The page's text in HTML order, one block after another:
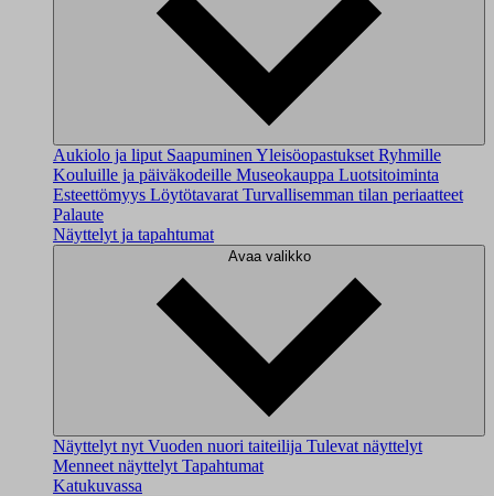
Aukiolo ja liput Saapuminen Yleisöopastukset Ryhmille
Kouluille ja päiväkodeille Museokauppa Luotsitoiminta
Esteettömyys Löytötavarat Turvallisemman tilan periaatteet
Palaute
Näyttelyt ja tapahtumat
Avaa valikko
Näyttelyt nyt Vuoden nuori taiteilija Tulevat näyttelyt
Menneet näyttelyt Tapahtumat
Katukuvassa